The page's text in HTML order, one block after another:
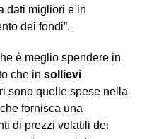
dati migliori e in
dei fondi”.
è meglio spendere in
che in sollievi
sono quelle spese nella
fornisca una
di prezzi volatili dei